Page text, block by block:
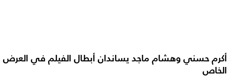
أكرم حسني وهشام ماجد يساندان أبطال الفيلم في العرض
الخاص